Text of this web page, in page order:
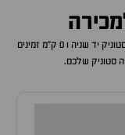
יד שניה ו 0 ק"מ זמינים
סטוניק שלכם.